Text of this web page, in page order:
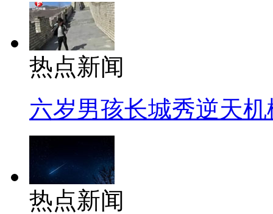
热点新闻
六岁男孩长城秀逆天机
热点新闻